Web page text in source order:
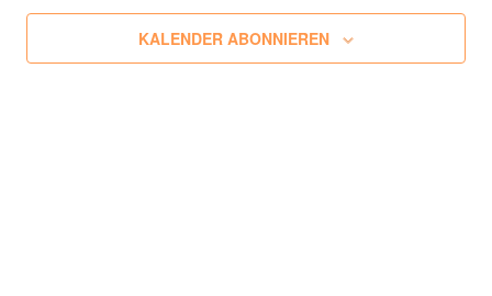
KALENDER ABONNIEREN